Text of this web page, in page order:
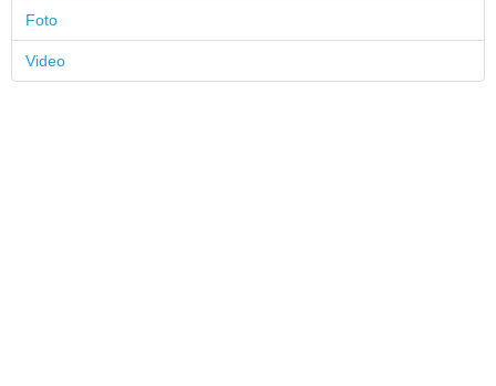
Foto
Video